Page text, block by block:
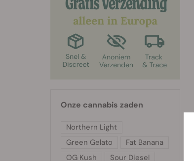
Onze cannabis zaden
Northern Light
Green Gelato
Fat Banana
OG Kush
Sour Diesel